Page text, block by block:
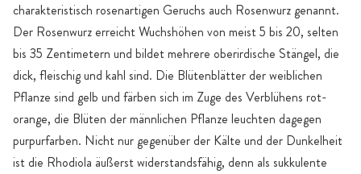
charakteristisch rosenartigen Geruchs auch Rosenwurz genannt.
Der Rosenwurz erreicht Wuchshöhen von meist 5 bis 20, selten
bis 35 Zentimetern und bildet mehrere oberirdische Stängel, die
dick, fleischig und kahl sind. Die Blütenblätter der weiblichen
Pflanze sind gelb und färben sich im Zuge des Verblühens rot-
orange, die Blüten der männlichen Pflanze leuchten dagegen
purpurfarben. Nicht nur gegenüber der Kälte und der Dunkelheit
ist die Rhodiola äußerst widerstandsfähig, denn als sukkulente